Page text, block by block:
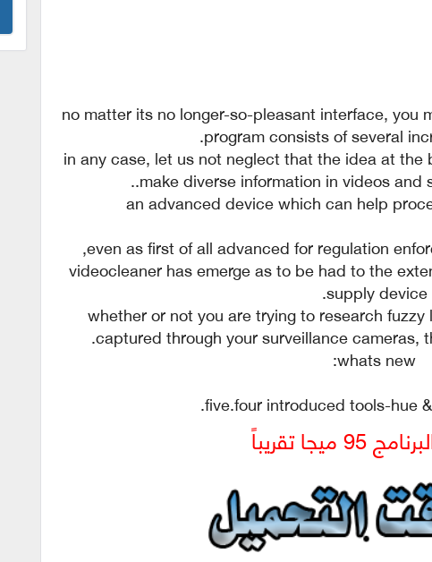
no matter its no longer-so-pleasant interface,
program consists of several
in any case, let us not neglect that the idea at
make diverse information in videos and
an advanced device which can help
even as first of all advanced for regulation
videocleaner has emerge as to be had to the
supply device.
whether or not you are trying to research
captured through your surveillance cameras,
whats new:
five.four introduced tools-hue
ميجا تقريباً